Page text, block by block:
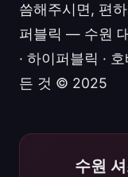
씀해주시면, 편
퍼블릭 — 수원
· 하이퍼블릭 ·
든 것 © 2025
수원